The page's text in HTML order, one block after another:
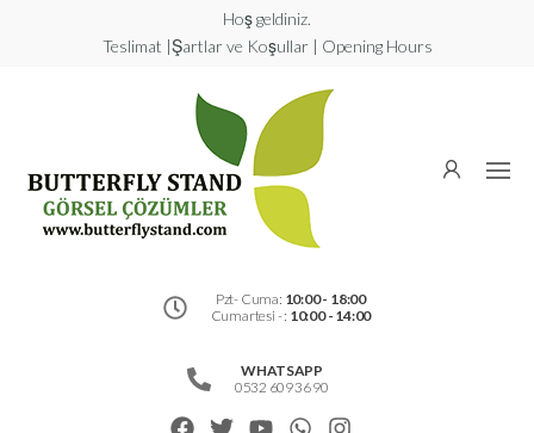
Hoş geldiniz.
Teslimat |Şartlar ve Koşullar | Opening Hours
Görsel
Pzt- Cuma: 10:00 - 18:00
Cumartesi - : 10:00 - 14:00
WHATSAPP
0532 609 36 90